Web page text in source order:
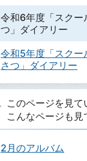
令和6年度「スクー
つ」ダイアリー
令和5年度「スクー
さつ」ダイアリー
このページを見て
こんなページも見
2月のアルバム